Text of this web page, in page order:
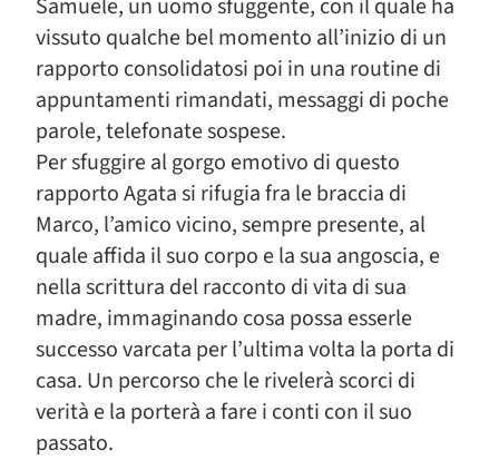
Samuele, un uomo sfuggente, con il quale ha
vissuto qualche bel momento all’inizio di un
rapporto consolidatosi poi in una routine di
appuntamenti rimandati, messaggi di poche
parole, telefonate sospese.
Per sfuggire al gorgo emotivo di questo
rapporto Agata si rifugia fra le braccia di
Marco, l’amico vicino, sempre presente, al
quale affida il suo corpo e la sua angoscia, e
nella scrittura del racconto di vita di sua
madre, immaginando cosa possa esserle
successo varcata per l’ultima volta la porta di
casa. Un percorso che le rivelerà scorci di
verità e la porterà a fare i conti con il suo
passato.